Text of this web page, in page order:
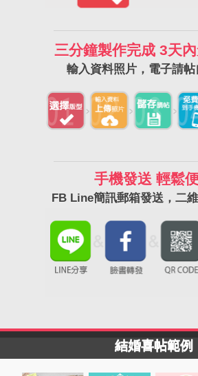
三分鐘製作完成 3天
輸入資料照片，電子請
手機發送 輕鬆
FB Line簡訊郵箱發送，二
結婚喜帖範例